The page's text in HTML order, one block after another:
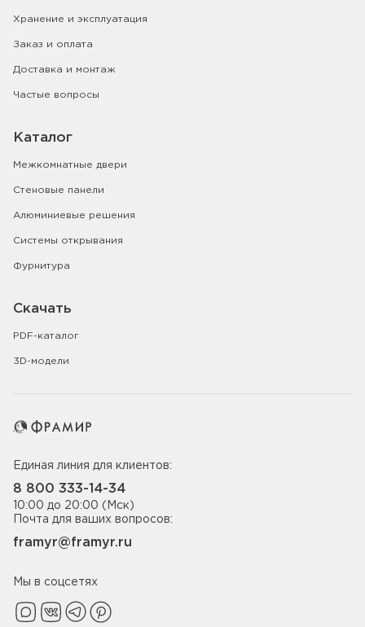
Хранение и эксплуатация
Заказ и оплата
Доставка и монтаж
Частые вопросы
Каталог
Межкомнатные двери
Стеновые панели
Алюминиевые решения
Системы открывания
Фурнитура
Скачать
PDF-каталог
3D-модели
Единая линия для клиентов:
8 800 333-14-34
10:00 до 20:00 (Мск)
Почта для ваших вопросов:
framyr@framyr.ru
Мы в соцсетях